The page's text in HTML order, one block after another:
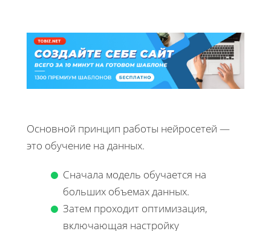
Основной принцип работы нейросетей —
это обучение на данных.
Сначала модель обучается на
больших объемах данных.
Затем проходит оптимизация,
включающая настройку